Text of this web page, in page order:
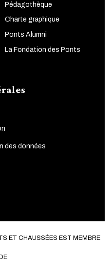
Pédagothèque
Charte graphique
Ponts Alumni
La Fondation des Ponts
des données
ET CHAUSSÉES EST MEMBRE